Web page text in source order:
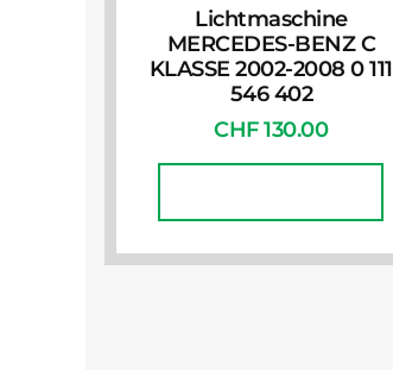
Lichtmaschine
MERCEDES-BENZ C
KLASSE 2002-2008 0 111
546 402
CHF130.00